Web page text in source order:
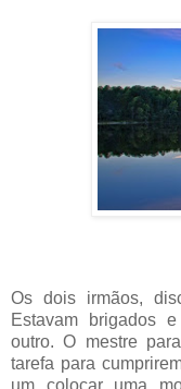
Os dois irmãos,
Estavam brigados
outro. O mestre
tarefa para
um colocar uma